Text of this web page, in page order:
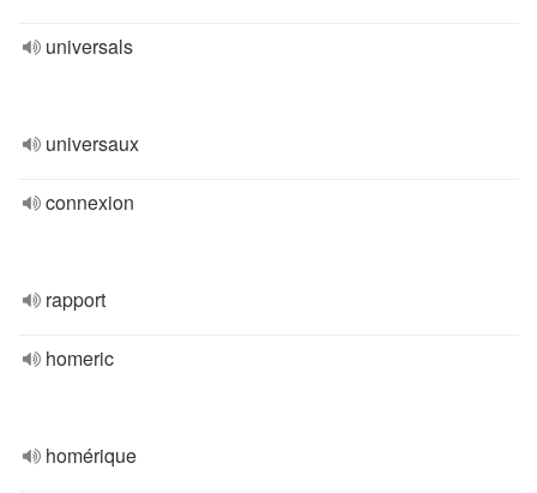
universals
universaux
connexion
rapport
homeric
homérique